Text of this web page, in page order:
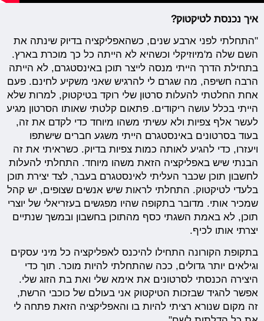
איך נכנסת לטיקטוק?
"התחלתי לפני ארבע שנים, כשהאפליקציה בדיוק שינתה את
השם שלה מ'מיוזיקלי וכשהיא לא הייתה כל כך מוכרת בארץ.
בתחילת הדרך הייתי מנסה לייצר תוכן באינסטגרם, לא הייתה
הרבה חשיפה, מה שגרם לי להרגיש שאני משקיע לחינם. פעם
אחת החלטתי להעלות סרטון שלי רוקד בטיקטוק, למרות שלא
הייתי בכלל עושה ריקודים. פתאום קלטתי שאותו הסרטון מגיע
לעשר אלף צפיות ולא עשיתי משהו מיוחד כדי לקדם את זה,
בעוד בסרטונים באינסטגרם הייתי משגע חברים שישתפו
ויעזרו, כדי להגיע לאותה כמות צפיות בדיוק. כשראיתי את זה
הבנתי שיש באפליקציה הזאת משהו מיוחד. התחלתי להעלות
לחשבון תוכן שכבר העליתי לאינסטגרם בעבר, לצד יצירת תוכן
בלעדי לטיקטוק. התחלתי לראות שיש אנשים שצופים, יש קהל
שמכיר אותי. מדובר בתקופה שהיו מפגשים בעזריאלי של יוצרי
תוכן, לא באמת השגתי כסף מהתוכן בחשבון ובמשך שנתיים
יצרתי אותו לכיף.
בתקופת הקורונה התחילו להיכנס לאפליקציה כל מיני עסקים
וגילאים יותר גדולים, ככה שהתחלתי להיות מוכר. תוך כדי
היצירה הכנסתי לסרטונים את אימא שלי ואת בת הזוג שלי.
אפשר להגיד שבזכות הטיקטוק אני בעולם של כוכבי הרשת,
זה מקום שנורא רציתי להיות בו והאפליקציה הזאת פתחה לי